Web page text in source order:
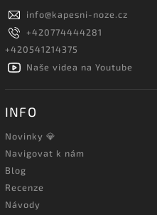
info@kapesni-noze.cz
+420774444281
+420541214375
Naše videa na Youtube
INFO
Novinky 💎
Navigovat k nám
Blog
Recenze
Návody